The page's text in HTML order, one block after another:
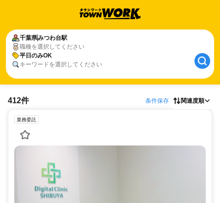
千葉県みつわ台駅
職種を選択してください
平日のみOK
キーワードを選択してください
412件 条件保存 関連度順
業務委託